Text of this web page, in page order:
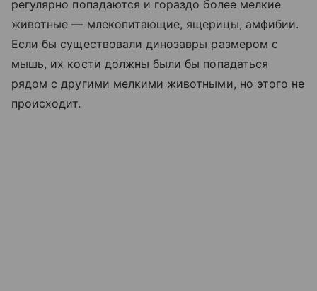
регулярно попадаются и гораздо более мелкие
животные — млекопитающие, ящерицы, амфибии.
Если бы существовали динозавры размером с
мышь, их кости должны были бы попадаться
рядом с другими мелкими животными, но этого не
происходит.